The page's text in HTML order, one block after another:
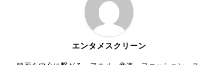
エンタメスクリーン